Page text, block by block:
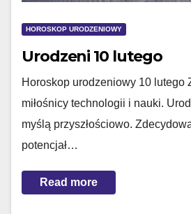
HOROSKOP URODZENIOWY
Urodzeni 10 lutego
Horoskop urodzeniowy 10 lutego
miłośnicy technologii i nauki.
myślą przyszłościowo.
potencjał…
Read more